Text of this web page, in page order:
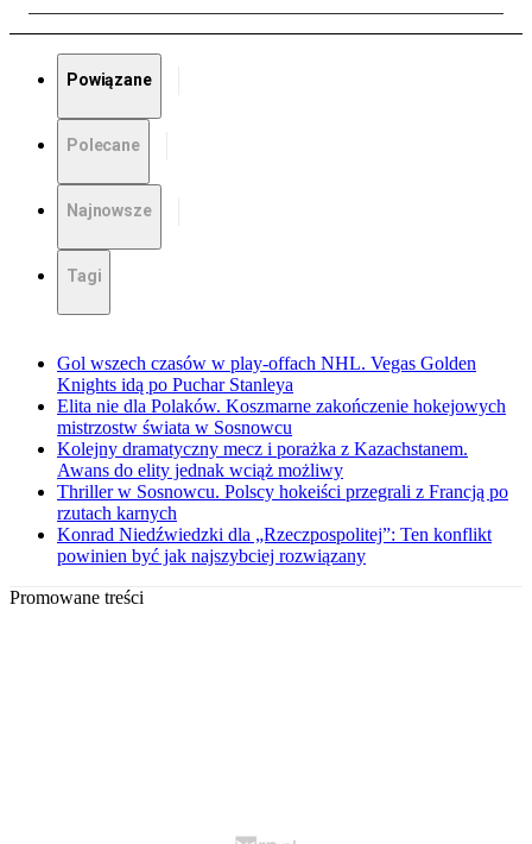
Powiązane
Polecane
Najnowsze
Tagi
Gol wszech czasów w play-offach NHL. Vegas Golden
Knights idą po Puchar Stanleya
Elita nie dla Polaków. Koszmarne zakończenie hokejowych
mistrzostw świata w Sosnowcu
Kolejny dramatyczny mecz i porażka z Kazachstanem.
Awans do elity jednak wciąż możliwy
Thriller w Sosnowcu. Polscy hokeiści przegrali z Francją po
rzutach karnych
Konrad Niedźwiedzki dla „Rzeczpospolitej”: Ten konflikt
powinien być jak najszybciej rozwiązany
Promowane treści